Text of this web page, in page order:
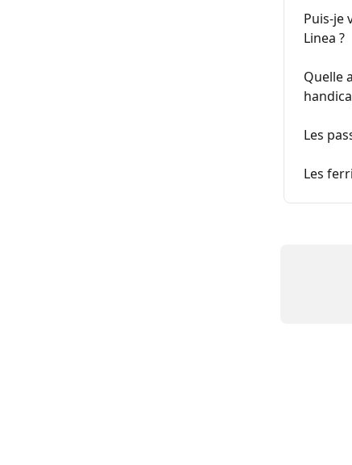
Puis-je
Linea ?
Quelle
Les
Les